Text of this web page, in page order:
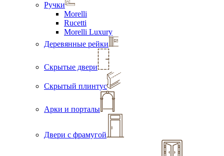
Ручки
Morelli
Rucetti
Morelli Luxury
Деревянные рейки
Скрытые двери
Скрытый плинтус
Арки и порталы
Двери с фрамугой